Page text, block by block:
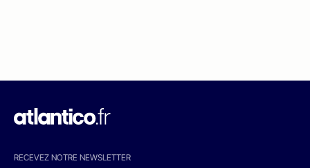
RECEVEZ NOTRE NEWSLETTER